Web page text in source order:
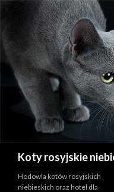
Koty rosyjskie
Hodowla kotów rosyjskich
niebieskich oraz hotel dla